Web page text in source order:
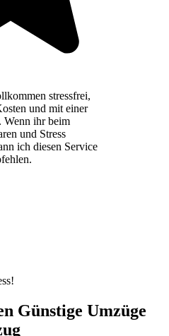
stressfrei,
und mit einer
Wenn ihr beim
und Stress
ich diesen Service
Günstige Umzüge